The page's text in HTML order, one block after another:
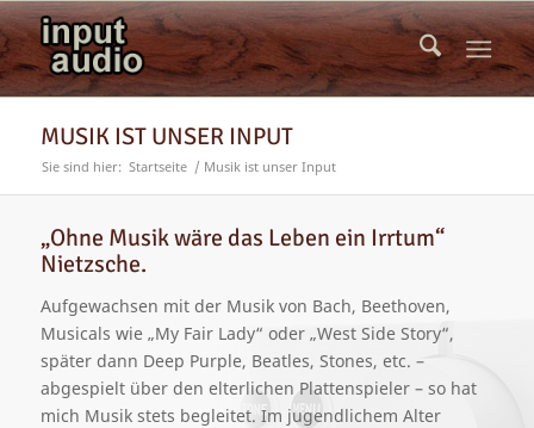
MUSIK IST UNSER INPUT
Sie sind hier: Startseite / Musik ist unser Input
„Ohne Musik wäre das Leben ein Irrtum“
Nietzsche.
Aufgewachsen mit der Musik von Bach, Beethoven,
Musicals wie „My Fair Lady“ oder „West Side Story“,
später dann Deep Purple, Beatles, Stones, etc. –
abgespielt über den elterlichen Plattenspieler – so hat
mich Musik stets begleitet. Im jugendlichem Alter